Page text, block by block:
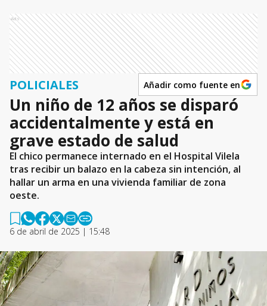
Ads
POLICIALES Añadir como fuente en
Un niño de 12 años se disparó
accidentalmente y está en
grave estado de salud
El chico permanece internado en el Hospital Vilela
tras recibir un balazo en la cabeza sin intención, al
hallar un arma en una vivienda familiar de zona
oeste.
6 de abril de 2025 | 15:48